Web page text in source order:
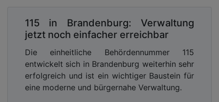
115 in Brandenburg: Verwaltung
jetzt noch einfacher erreichbar
Die einheitliche Behördennummer 115
entwickelt sich in Brandenburg weiterhin sehr
erfolgreich und ist ein wichtiger Baustein für
eine moderne und bürgernahe Verwaltung.